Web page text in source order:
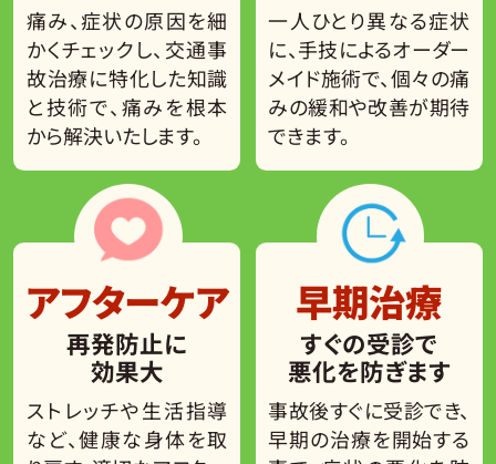
痛み、症状の原因を細
かくチェックし、交通事
故治療に特化した知識
と技術で、痛みを根本
から解決いたします。
一人ひとり異なる症状
に、手技によるオーダー
メイド施術で、個々の痛
みの緩和や改善が期待
できます。
アフターケア
再発防止に
効果大
ストレッチや生活指導
など、健康な身体を取
早期治療
すぐの受診で
悪化を防ぎます
事故後すぐに受診でき、
早期の治療を開始する